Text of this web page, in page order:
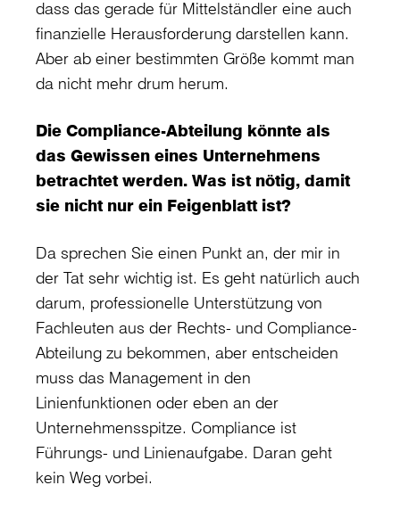
dass das gerade für Mittelständler eine auch
finanzielle Herausforderung darstellen kann.
Aber ab einer bestimmten Größe kommt man
da nicht mehr drum herum.
Die Compliance-Abteilung könnte als
das Gewissen eines Unternehmens
betrachtet werden. Was ist nötig, damit
sie nicht nur ein Feigenblatt ist?
Da sprechen Sie einen Punkt an, der mir in
der Tat sehr wichtig ist. Es geht natürlich auch
darum, professionelle Unterstützung von
Fachleuten aus der Rechts- und Compliance-
Abteilung zu bekommen, aber entscheiden
muss das Management in den
Linienfunktionen oder eben an der
Unternehmensspitze. Compliance ist
Führungs- und Linienaufgabe. Daran geht
kein Weg vorbei.